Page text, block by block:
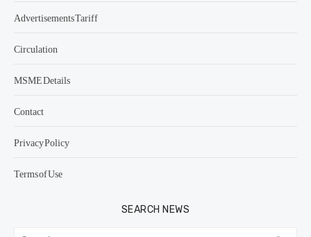
Advertisements Tariff
Circulation
MSME Details
Contact
Privacy Policy
Terms of Use
SEARCH NEWS